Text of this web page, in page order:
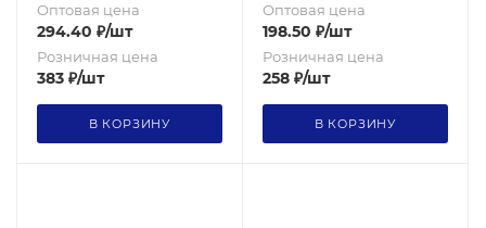
Оптовая цена
294.40 ₽/шт
Розничная цена
383 ₽/шт
В КОРЗИНУ
Оптовая цена
198.50 ₽/шт
Розничная цена
258 ₽/шт
В КОРЗИНУ